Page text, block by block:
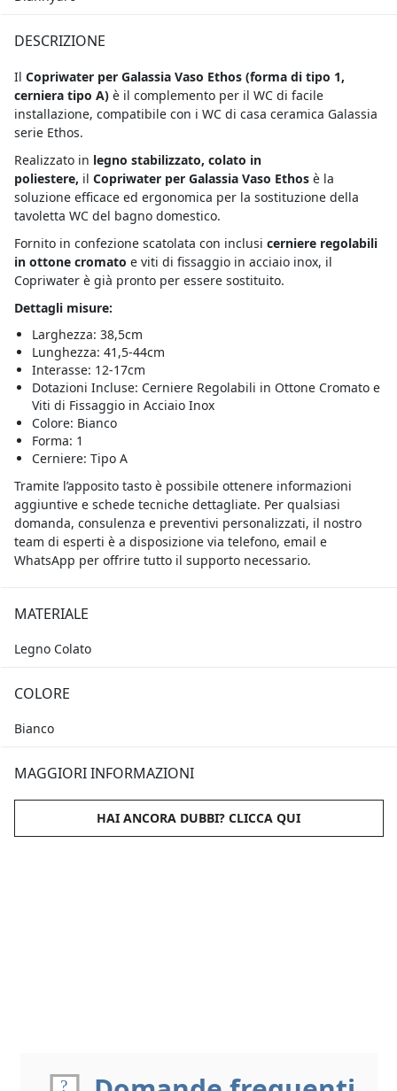
DESCRIZIONE
Il Copriwater per Galassia Vaso Ethos(forma di tipo 1,
cerniera tipo A) è il complemento per il WC di facile
installazione, compatibile con i WC di casa ceramica Galassia
serie Ethos.
Realizzato in legno stabilizzato, colato in
poliestere, il Copriwater per Galassia Vaso Ethosè la
soluzione efficace ed ergonomica per la sostituzione della
tavoletta WC del bagno domestico.
Fornito in confezione scatolata con inclusi cerniere regolabili
in ottone cromato e viti di fissaggio in acciaio inox, il
Copriwater è già pronto per essere sostituito.
Dettagli misure:
Larghezza: 38,5cm
Lunghezza: 41,5-44cm
Interasse: 12-17cm
Dotazioni Incluse: Cerniere Regolabili in Ottone Cromato e
Viti di Fissaggio in Acciaio Inox
Colore: Bianco
Forma: 1
Cerniere: Tipo A
Tramite l’apposito tasto è possibile ottenere informazioni
aggiuntive e schede tecniche dettagliate. Per qualsiasi
domanda, consulenza e preventivi personalizzati, il nostro
team di esperti è a disposizione via telefono, email e
WhatsApp per offrire tutto il supporto necessario.
MATERIALE
Legno Colato
COLORE
Bianco
MAGGIORI INFORMAZIONI
HAI ANCORA DUBBI? CLICCA QUI